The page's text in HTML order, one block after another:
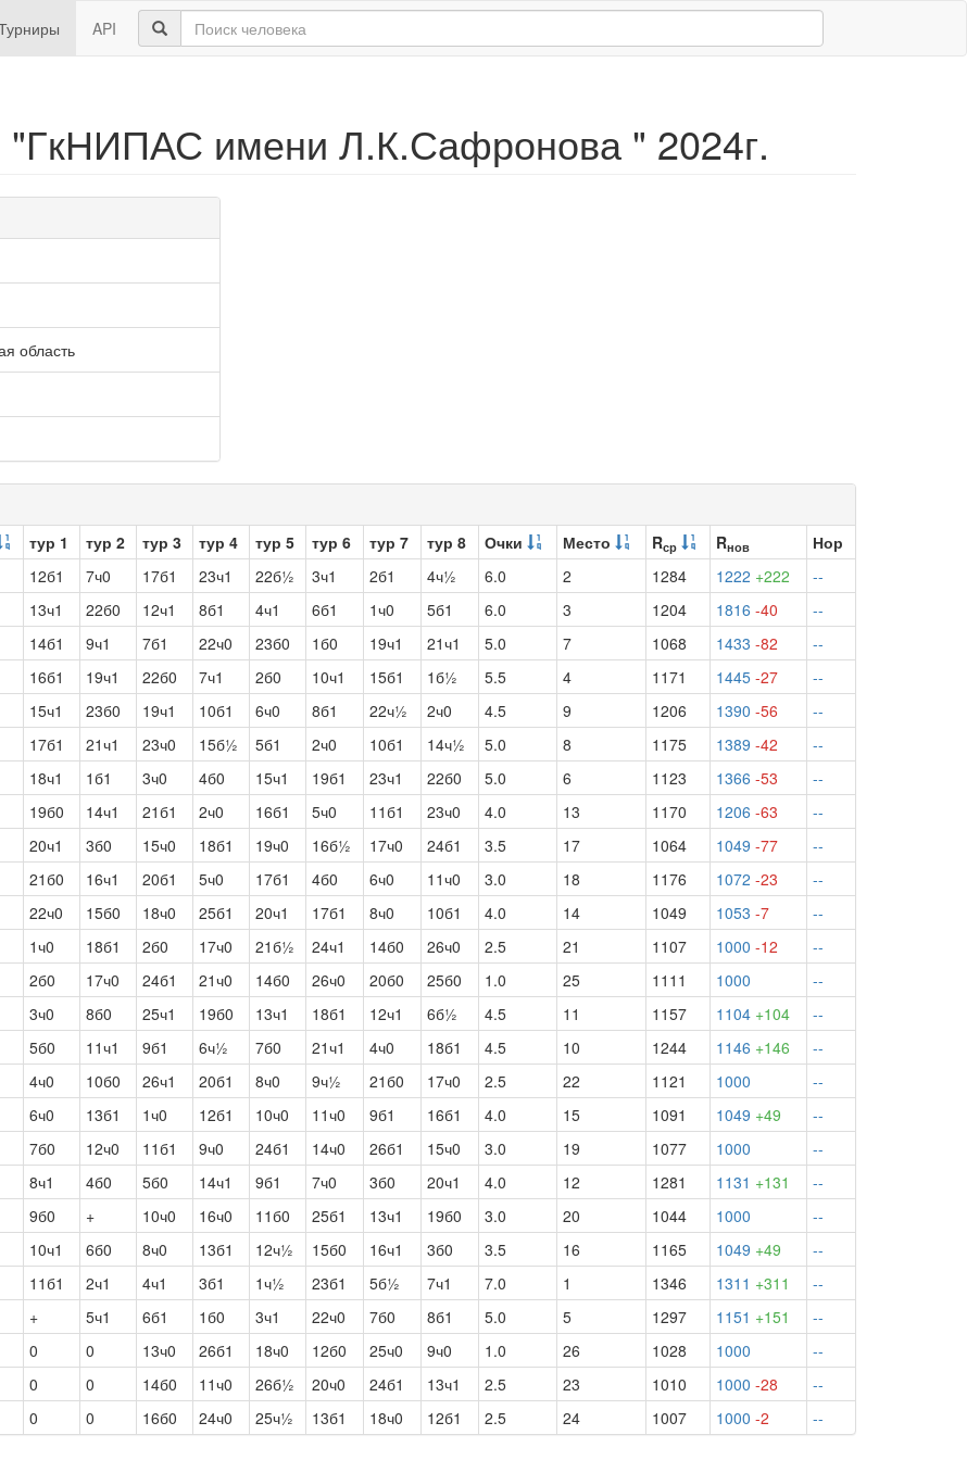
API
имени Л.К.Сафронова " 2024г.
область
тур 1 тур 2 тур 3 тур 4 тур 5 тур 6 тур 7 тур 8 Очки Место Rср Rнов
Нор
12б1 7ч0 17б1 23ч1 22б½ 3ч1 2б1 4ч½ 6.0 2 1284 1222 +222
--
13ч1 22б0 12ч1 8б1 4ч1 6б1 1ч0 5б1 6.0 3 1204 1816 -40
--
14б1 9ч1 7б1 22ч0 23б0 1б0 19ч1 21ч1 5.0 7 1068 1433 -82
--
16б1 19ч1 22б0 7ч1 2б0 10ч1 15б1 1б½ 5.5 4 1171 1445 -27
--
15ч1 23б0 19ч1 10б1 6ч0 8б1 22ч½ 2ч0 4.5 9 1206 1390 -56
--
17б1 21ч1 23ч0 15б½ 5б1 2ч0 10б1 14ч½ 5.0 8 1175 1389 -42
--
18ч1 1б1 3ч0 4б0 15ч1 19б1 23ч1 22б0 5.0 6 1123 1366 -53
--
19б0 14ч1 21б1 2ч0 16б1 5ч0 11б1 23ч0 4.0 13 1170 1206 -63
--
20ч1 3б0 15ч0 18б1 19ч0 16б½ 17ч0 24б1 3.5 17 1064 1049 -77
--
21б0 16ч1 20б1 5ч0 17б1 4б0 6ч0 11ч0 3.0 18 1176 1072 -23
--
22ч0 15б0 18ч0 25б1 20ч1 17б1 8ч0 10б1 4.0 14 1049 1053 -7
--
1ч0 18б1 2б0 17ч0 21б½ 24ч1 14б0 26ч0 2.5 21 1107 1000 -12
--
2б0 17ч0 24б1 21ч0 14б0 26ч0 20б0 25б0 1.0 25 1111 1000
--
3ч0 8б0 25ч1 19б0 13ч1 18б1 12ч1 6б½ 4.5 11 1157 1104 +104
--
5б0 11ч1 9б1 6ч½ 7б0 21ч1 4ч0 18б1 4.5 10 1244 1146 +146
--
4ч0 10б0 26ч1 20б1 8ч0 9ч½ 21б0 17ч0 2.5 22 1121 1000
--
6ч0 13б1 1ч0 12б1 10ч0 11ч0 9б1 16б1 4.0 15 1091 1049 +49
--
7б0 12ч0 11б1 9ч0 24б1 14ч0 26б1 15ч0 3.0 19 1077 1000
--
8ч1 4б0 5б0 14ч1 9б1 7ч0 3б0 20ч1 4.0 12 1281 1131 +131
--
9б0 + 10ч0 16ч0 11б0 25б1 13ч1 19б0 3.0 20 1044 1000
--
10ч1 6б0 8ч0 13б1 12ч½ 15б0 16ч1 3б0 3.5 16 1165 1049 +49
--
11б1 2ч1 4ч1 3б1 1ч½ 23б1 5б½ 7ч1 7.0 1 1346 1311 +311
--
+ 5ч1 6б1 1б0 3ч1 22ч0 7б0 8б1 5.0 5 1297 1151 +151
--
0 0 13ч0 26б1 18ч0 12б0 25ч0 9ч0 1.0 26 1028 1000
--
0 0 14б0 11ч0 26б½ 20ч0 24б1 13ч1 2.5 23 1010 1000 -28
--
0 0 16б0 24ч0 25ч½ 13б1 18ч0 12б1 2.5 24 1007 1000 -2 --